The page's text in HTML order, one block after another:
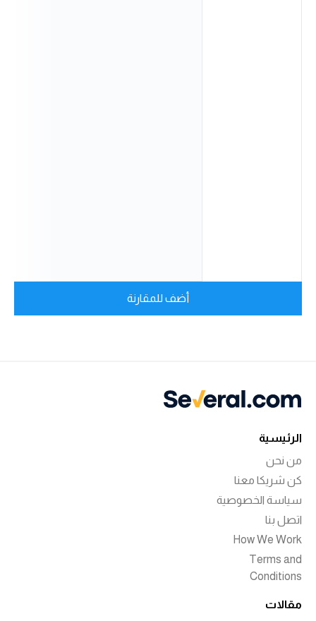
أضف للمقارنة
الرئيسية
من نحن
كن شريكا معنا
سياسة الخصوصية
اتصل بنا
How We Work
Terms and
Conditions
مقالات